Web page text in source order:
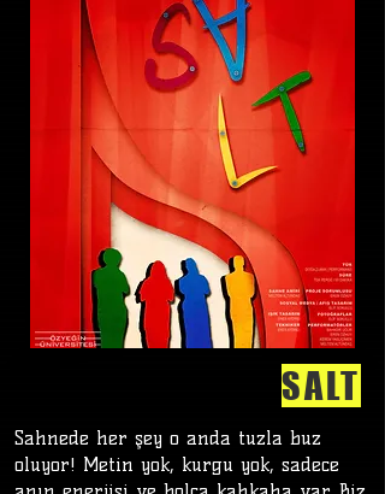
SALT
Sahnede her şey o anda tuzla buz
oluyor! Metin yok, kurgu yok, sadece